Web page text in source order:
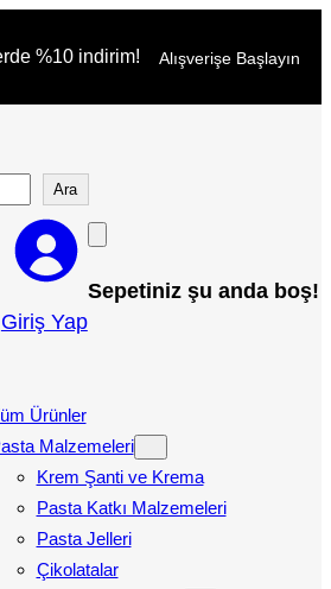
%10 indirim! Alışverişe Başlayın
Ara
Giriş Yap
Sepetiniz şu anda boş!
Ürünler
Malzemeleri
Krem Şanti ve Krema
Pasta Katkı Malzemeleri
Pasta Jelleri
Çikolatalar